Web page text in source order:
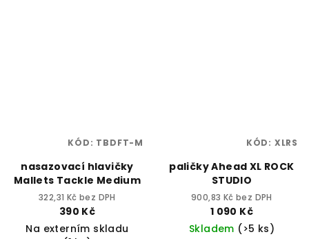
nasazovací hlavičky
Mallets Tackle Medium
322,31 Kč bez DPH
390 Kč
Na externím skladu
KÓD: TBDFT-M
paličky Ahead XL ROCK
STUDIO
900,83 Kč bez DPH
1 090 Kč
Skladem (>5 ks)
KÓD: XLRS